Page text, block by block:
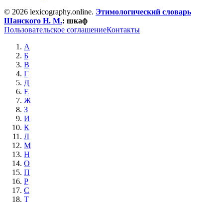
© 2026 lexicography.online. Этимологический словарь
Шанского Н. М.: шкаф
Пользовательское соглашениеКонтакты
А
Б
В
Г
Д
Е
Ж
З
И
К
Л
М
Н
О
П
Р
С
Т